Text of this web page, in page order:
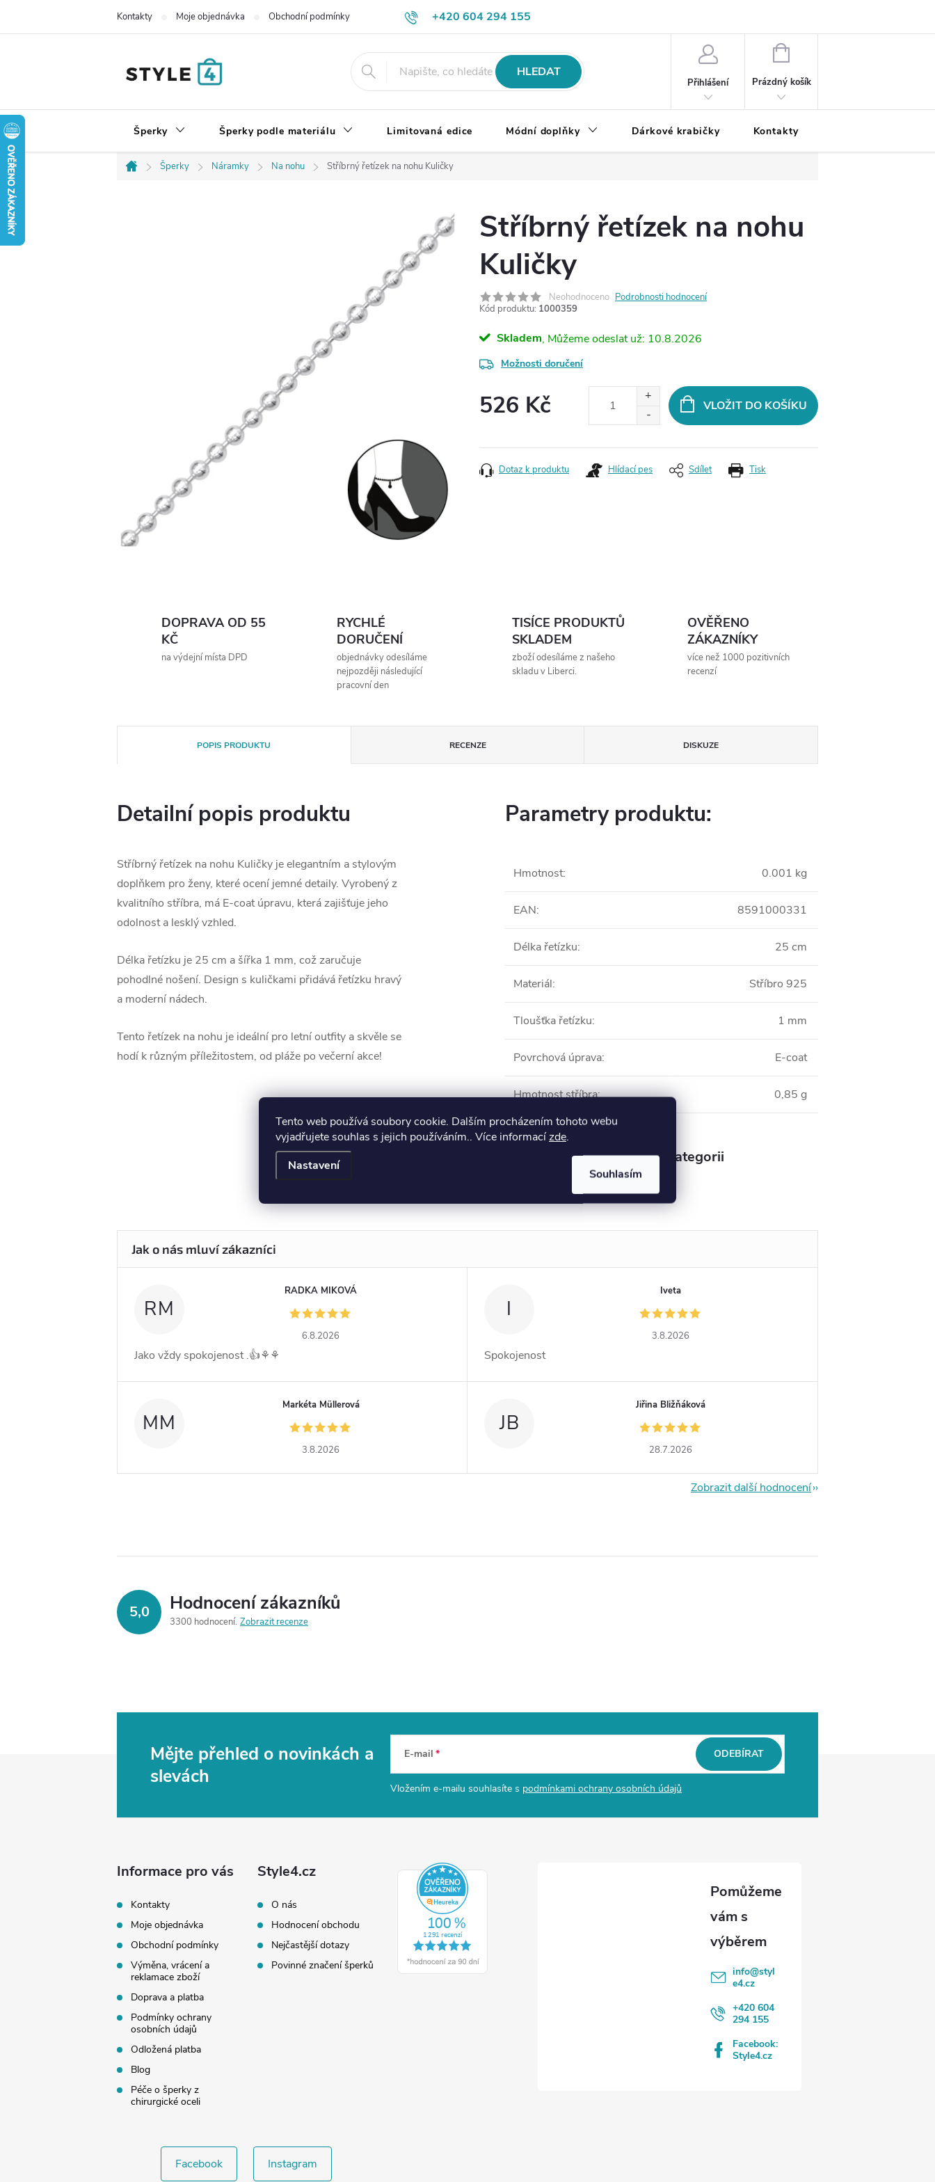
Tento web používá soubory cookie. Dalším procházením tohoto webu
vyjadřujete souhlas s jejich používáním.. Více informacízde.
Nastavení
Souhlasím
+420 604 294 155
Kontakty Moje objednávka Obchodní podmínky Výměna, vrácení a reklamace zboží
HLEDAT
Přihlášení
NÁKUPNÍ
Prázdný košík
Šperky Šperky podle materiálu Limitovaná edice Módní doplňky Dárkové krabičky Kontakty
Domů
Šperky Náramky Na nohu Stříbrný řetízek na nohu Kuličky
Stříbrný řetízek na nohu
Kuličky
Neohodnoceno Podrobnosti hodnocení
Kód produktu: 1000359
Skladem 10.8.2026
Možnosti doručení
526 Kč VLOŽIT DO KOŠÍKU
Tisk
Dotaz k produktu Hlídací pes Sdílet
DOPRAVA OD 55
KČ
na výdejní místa DPD
RYCHLÉ
DORUČENÍ
objednávky odesíláme
nejpozději následující
pracovní den
TISÍCE PRODUKTŮ
SKLADEM
zboží odesíláme z našeho
skladu v Liberci.
OVĚŘENO
ZÁKAZNÍKY
více než 1000 pozitivních
recenzí
POPIS PRODUKTU RECENZE DISKUZE
Detailní popis produktu
Stříbrný řetízek na nohu Kuličky je elegantním a stylovým
doplňkem pro ženy, které ocení jemné detaily. Vyrobený z
kvalitního stříbra, má E-coat úpravu, která zajišťuje jeho
odolnost a lesklý vzhled.
Délka řetízku je 25 cm a šířka 1 mm, což zaručuje
pohodlné nošení. Design s kuličkami přidává řetízku hravý
a moderní nádech.
Tento řetízek na nohu je ideální pro letní outfity a skvěle se
hodí k různým příležitostem, od pláže po večerní akce!
Parametry produktu:
Hmotnost: 0.001 kg
EAN: 8591000331
Délka řetízku: 25 cm
Materiál: Stříbro 925
Tloušťka řetízku: 1 mm
Povrchová úprava: E-coat
Hmotnost stříbra: 0,85 g
Produkt naleznete v této kategorii
RM
RADKA MIKOVÁ
6.8.2026
Jako vždy spokojenost .👍⚘️⚘️
I
Iveta
3.8.2026
Spokojenost
MM
Markéta Müllerová
3.8.2026
JB
Jiřina Bližňáková
28.7.2026
Zobrazit další hodnocení
5,0 Hodnocení zákazníků
3300 hodnocení Zobrazit recenze
Mějte přehled o novinkách a
slevách
E-mail
Vložením e-mailu souhlasíte s podmínkami ochrany osobních údajů
ODEBÍRAT
Informace pro vás
Kontakty
Moje objednávka
Obchodní podmínky
Výměna, vrácení a
reklamace zboží
Doprava a platba
Podmínky ochrany
osobních údajů
Odložená platba
Blog
Péče o šperky z
chirurgické oceli
Style4.cz
O nás
Hodnocení obchodu
Nejčastější dotazy
Povinné značení šperků
info@styl
e4.cz
+420 604
294 155
Facebook:
Style4.cz
Facebook Instagram